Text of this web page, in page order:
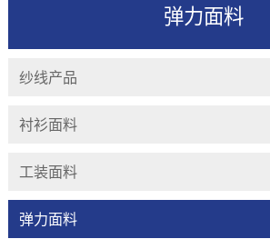
弹力面料
纱线产品
衬衫面料
工装面料
弹力面料